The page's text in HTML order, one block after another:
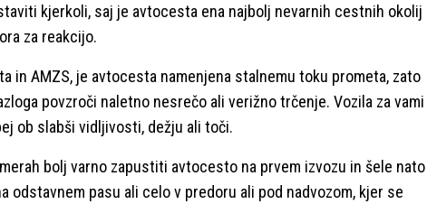
kjerkoli, saj je avtocesta ena najbolj nevarnih cestnih okolij
za reakcijo.
in AMZS, je avtocesta namenjena stalnemu toku prometa, zato
povzroči naletno nesrečo ali verižno trčenje. Vozila za vami
ob slabši vidljivosti, dežju ali toči.
bolj varno zapustiti avtocesto na prvem izvozu in šele nato
odstavnem pasu ali celo v predoru ali pod nadvozom, kjer se